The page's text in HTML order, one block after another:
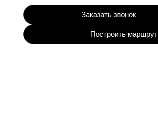
Заказать звонок
Построить маршрут